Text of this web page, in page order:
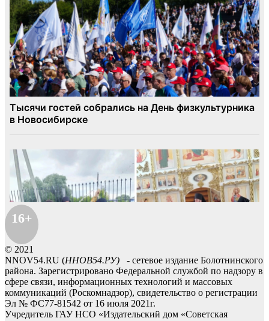
16+
© 2021
NNOV54.RU (ННОВ54.РУ) - сетевое издание Болотнинского
района. Зарегистрировано Федеральной службой по надзору в
сфере связи, информационных технологий и массовых
коммуникаций (Роскомнадзор), свидетельство о регистрации
Эл № ФС77-81542 от 16 июля 2021г.
Учредитель ГАУ НСО «Издательский дом «Советская